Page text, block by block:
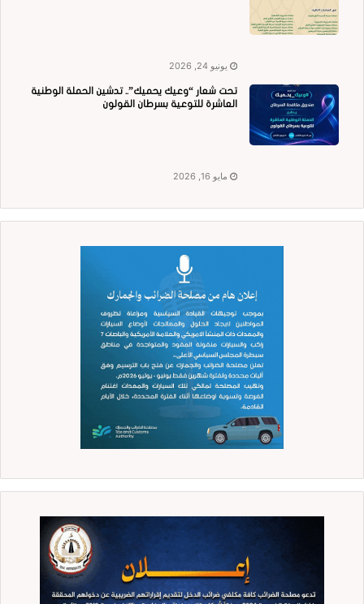
يونيو 24, 2026
تحت شعار “وعيك يحميك”.. تدشين الحملة الوطنية
العاشرة للتوعية بسرطان القولون
مايو 16, 2026